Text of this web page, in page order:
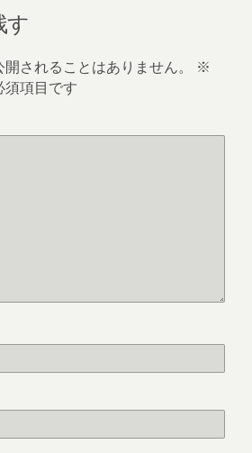
す
されることはありません。
※
須項目です